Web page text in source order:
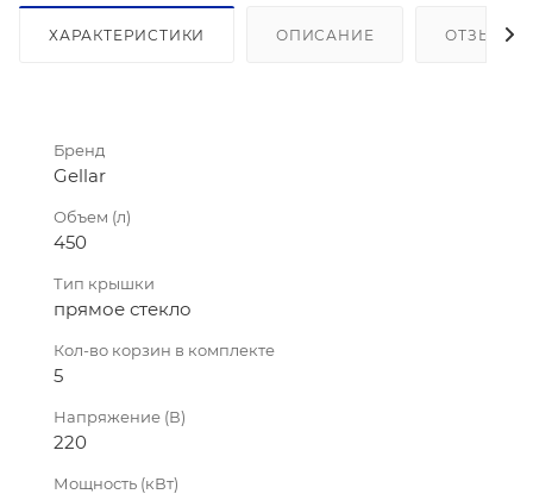
ХАРАКТЕРИСТИКИ ОПИСАНИЕ ОТЗЫВЫ
Бренд
Gellar
Объем (л)
450
Тип крышки
прямое стекло
Кол-во корзин в комплекте
5
Напряжение (В)
220
Мощность (кВт)